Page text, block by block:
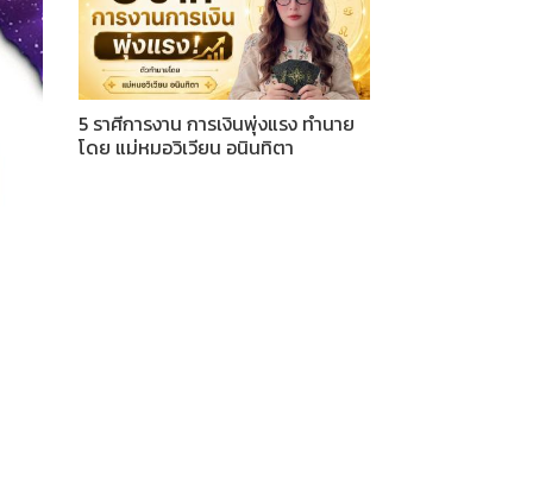
5 ราศีการงาน การเงินพุ่งแรง ทำนาย
โดย แม่หมอวิเวียน อนินทิตา